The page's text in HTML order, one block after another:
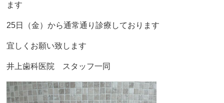
ます
25日（金）から通常通り診療しております
宜しくお願い致します
井上歯科医院 スタッフ一同